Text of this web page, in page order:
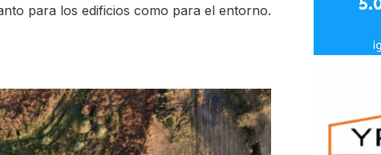
para los edificios como para el entorno.